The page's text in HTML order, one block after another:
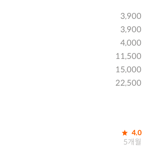
3,900
3,900
4,000
11,500
15,000
22,500
4.0
5개월